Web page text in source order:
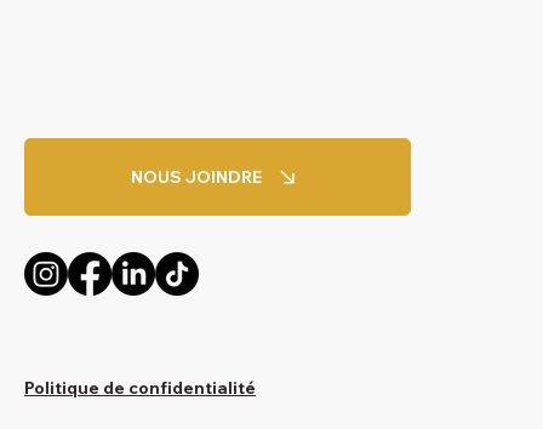
NOUS JOINDRE
Politique de confidentialité